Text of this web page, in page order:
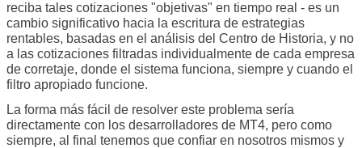
reciba tales cotizaciones "objetivas" en tiempo real - es un
cambio significativo hacia la escritura de estrategias
rentables, basadas en el análisis del Centro de Historia, y no
a las cotizaciones filtradas individualmente de cada empresa
de corretaje, donde el sistema funciona, siempre y cuando el
filtro apropiado funcione.
La forma más fácil de resolver este problema sería
directamente con los desarrolladores de MT4, pero como
siempre, al final tenemos que confiar en nosotros mismos y